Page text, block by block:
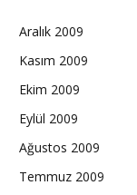
Aralık 2009
Kasım 2009
Ekim 2009
Eylül 2009
Ağustos 2009
Temmuz 2009